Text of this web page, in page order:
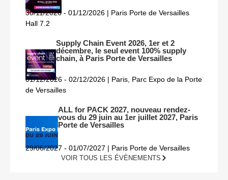
30/11/2026 - 01/12/2026 | Paris Porte de Versailles
Hall 7.2
Supply Chain Event 2026, 1er et 2
décembre, le seul event 100% supply
chain, à Paris Porte de Versailles
01/12/2026 - 02/12/2026 | Paris, Parc Expo de la Porte
de Versailles
ALL for PACK 2027, nouveau rendez-
vous du 29 juin au 1er juillet 2027, Paris
Porte de Versailles
29/06/2027 - 01/07/2027 | Paris Porte de Versailles
VOIR TOUS LES ÉVÈNEMENTS